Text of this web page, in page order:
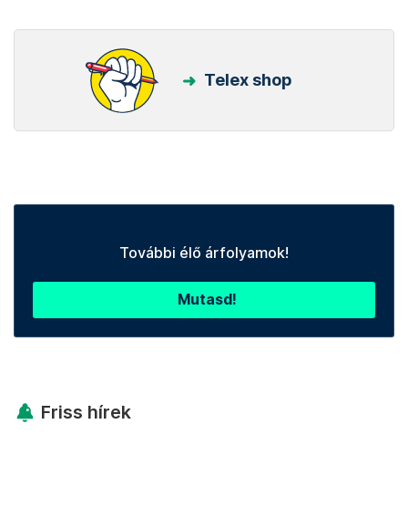
Telex shop
További élő árfolyamok!
Mutasd!
Friss hírek